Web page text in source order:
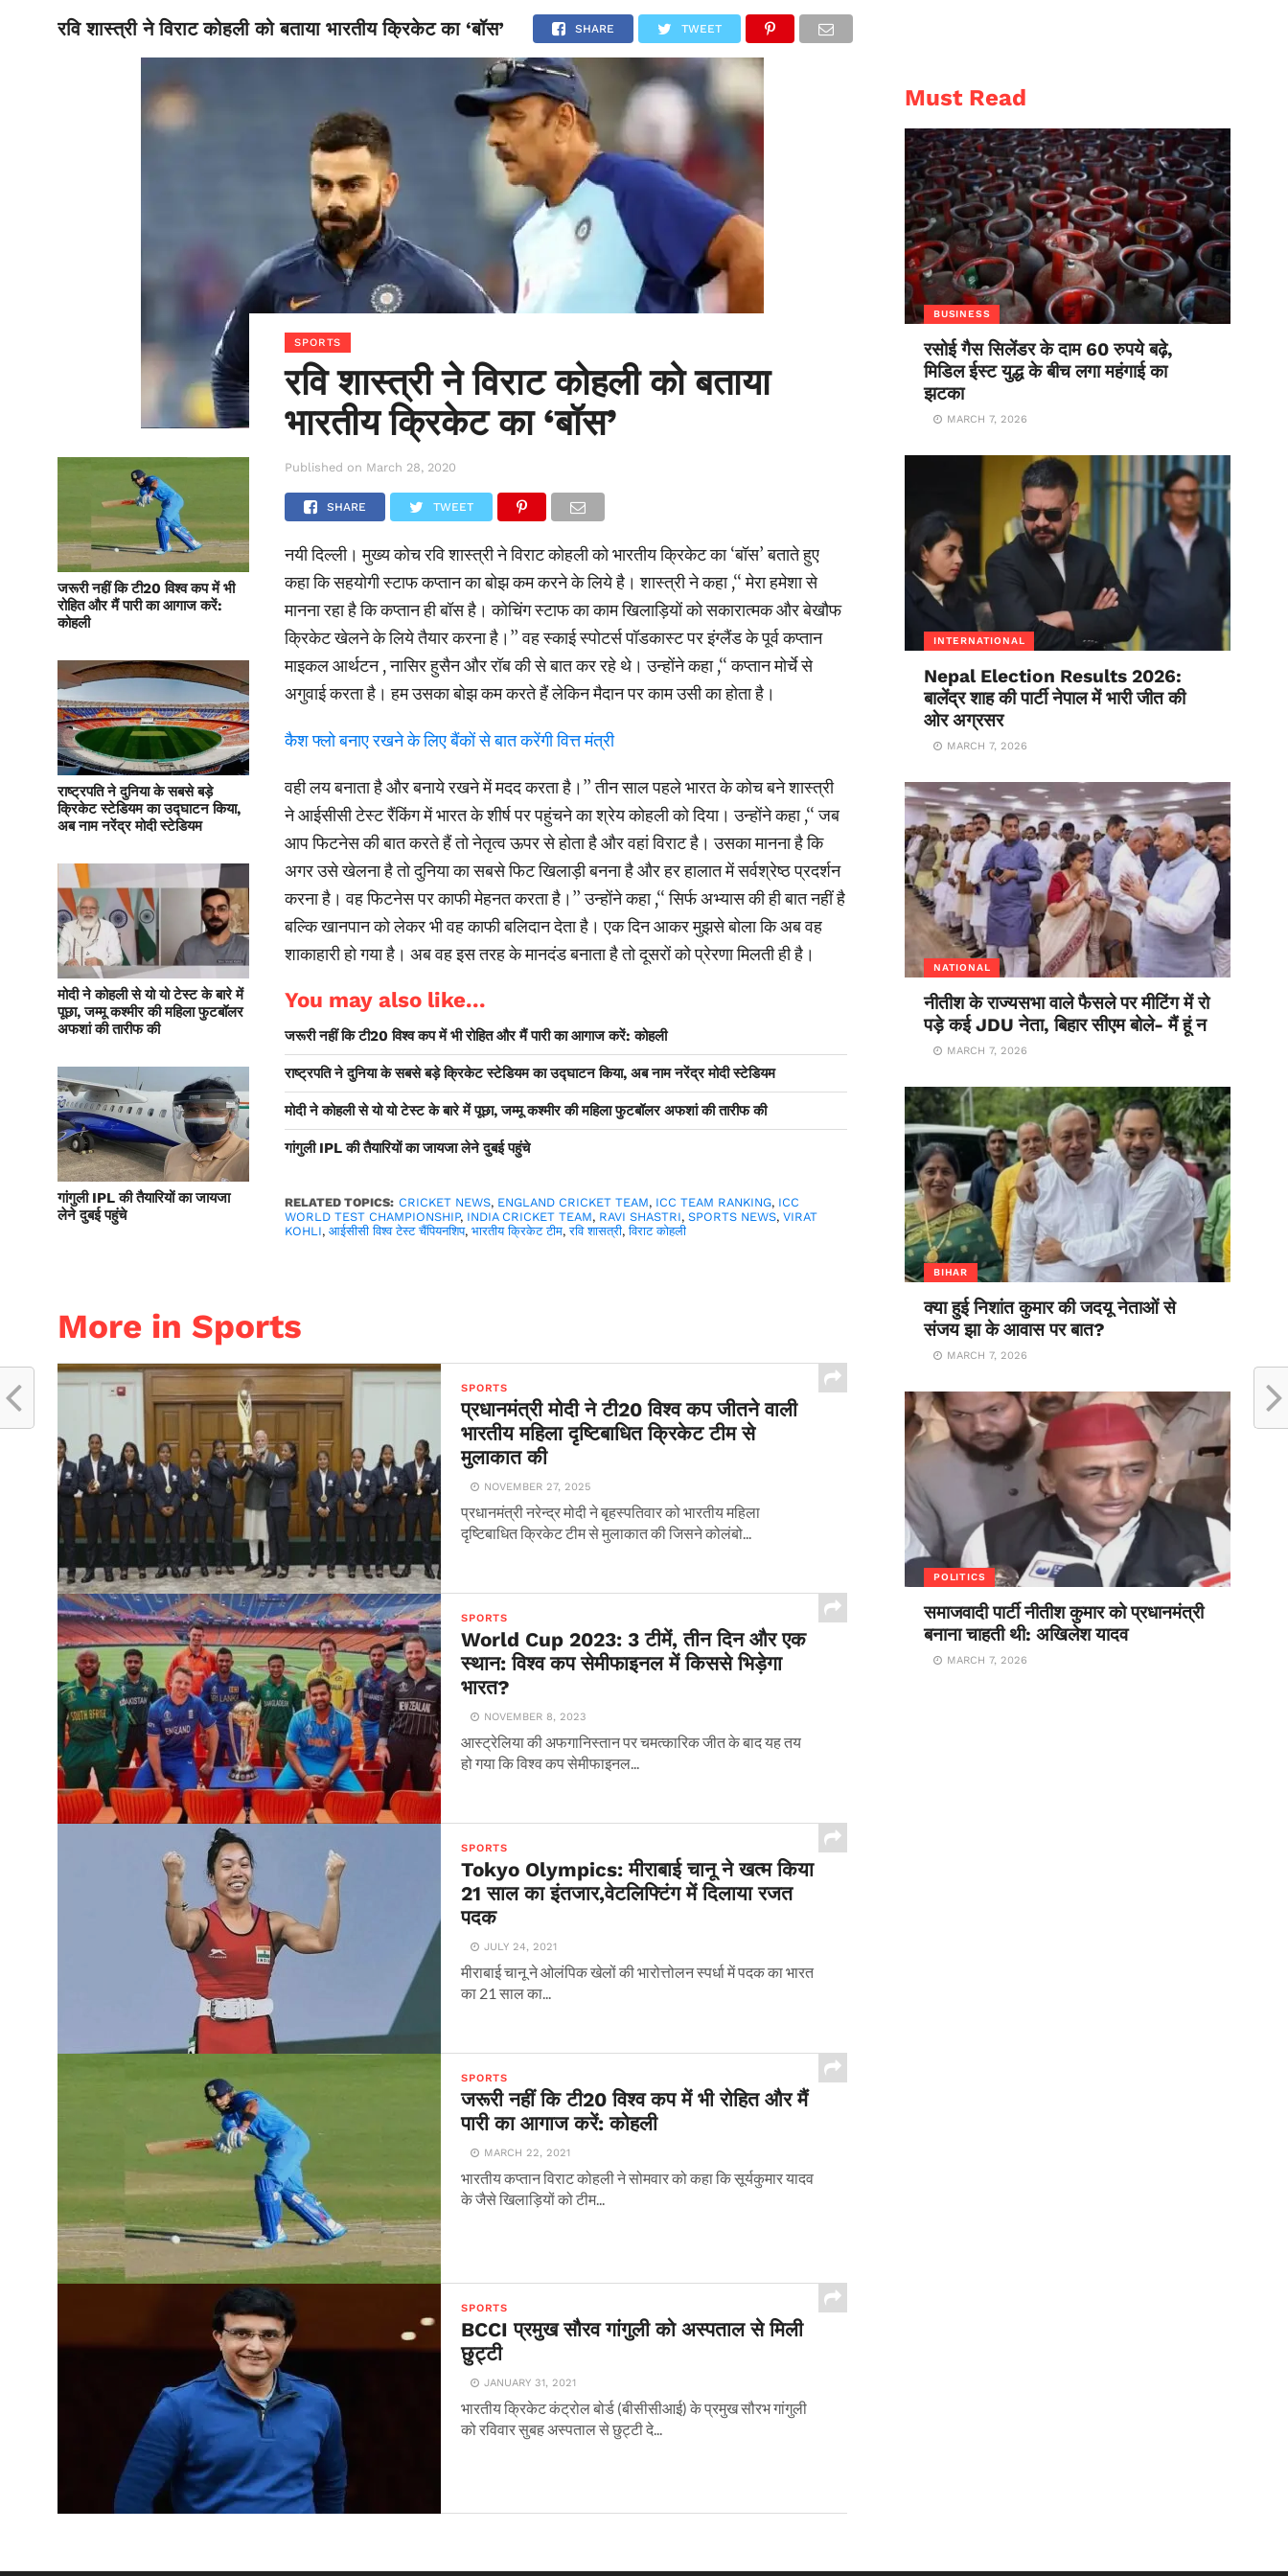
BIHAR NATIONAL SPORTS SCIENCE POLITICS INTERNATIONAL
रवि शास्त्री ने विराट कोहली को बताया भारतीय क्रिकेट का ‘बॉस’ SHARE TWEET
जरूरी नहीं कि टी20 विश्व कप में भी
रोहित और मैं पारी का आगाज करें:
कोहली
राष्ट्रपति ने दुनिया के सबसे बड़े
क्रिकेट स्टेडियम का उद्घाटन किया,
अब नाम नरेंद्र मोदी स्टेडियम
मोदी ने कोहली से यो यो टेस्ट के बारे में
पूछा, जम्मू कश्मीर की महिला फुटबॉलर
अफशां की तारीफ की
गांगुली IPL की तैयारियों का जायजा
लेने दुबई पहुंचे
SPORTS
रवि शास्त्री ने विराट कोहली को बताया
भारतीय क्रिकेट का ‘बॉस’
Published on March 28, 2020
SHARE TWEET
नयी दिल्ली। मुख्य कोच रवि शास्त्री ने विराट कोहली को भारतीय क्रिकेट का ‘बॉस’ बताते हुए
कहा कि सहयोगी स्टाफ कप्तान का बोझ कम करने के लिये है। शास्त्री ने कहा ,‘‘ मेरा हमेशा से
मानना रहा है कि कप्तान ही बॉस है। कोचिंग स्टाफ का काम खिलाड़ियों को सकारात्मक और बेखौफ
क्रिकेट खेलने के लिये तैयार करना है।’’ वह स्काई स्पोटर्स पॉडकास्ट पर इंग्लैंड के पूर्व कप्तान
माइकल आर्थटन , नासिर हुसैन और रॉब की से बात कर रहे थे। उन्होंने कहा ,‘‘ कप्तान मोर्चे से
अगुवाई करता है। हम उसका बोझ कम करते हैं लेकिन मैदान पर काम उसी का होता है।
कैश फ्लो बनाए रखने के लिए बैंकों से बात करेंगी वित्त मंत्री
वही लय बनाता है और बनाये रखने में मदद करता है।’’ तीन साल पहले भारत के कोच बने शास्त्री
ने आईसीसी टेस्ट रैंकिंग में भारत के शीर्ष पर पहुंचने का श्रेय कोहली को दिया। उन्होंने कहा ,‘‘ जब
आप फिटनेस की बात करते हैं तो नेतृत्व ऊपर से होता है और वहां विराट है। उसका मानना है कि
अगर उसे खेलना है तो दुनिया का सबसे फिट खिलाड़ी बनना है और हर हालात में सर्वश्रेष्ठ प्रदर्शन
करना है। वह फिटनेस पर काफी मेहनत करता है।’’ उन्होंने कहा ,‘‘ सिर्फ अभ्यास की ही बात नहीं है
बल्कि खानपान को लेकर भी वह काफी बलिदान देता है। एक दिन आकर मुझसे बोला कि अब वह
शाकाहारी हो गया है। अब वह इस तरह के मानदंड बनाता है तो दूसरों को प्रेरणा मिलती ही है।
You may also like...
जरूरी नहीं कि टी20 विश्व कप में भी रोहित और मैं पारी का आगाज करें: कोहली
राष्ट्रपति ने दुनिया के सबसे बड़े क्रिकेट स्टेडियम का उद्घाटन किया, अब नाम नरेंद्र मोदी स्टेडियम
मोदी ने कोहली से यो यो टेस्ट के बारे में पूछा, जम्मू कश्मीर की महिला फुटबॉलर अफशां की तारीफ की
गांगुली IPL की तैयारियों का जायजा लेने दुबई पहुंचे
RELATED TOPICS: CRICKET NEWS, ENGLAND CRICKET TEAM, ICC TEAM RANKING, ICC
WORLD TEST CHAMPIONSHIP, INDIA CRICKET TEAM, RAVI SHASTRI,SPORTS NEWS,VIRAT
KOHLI,आईसीसी विश्व टेस्ट चैंपियनशिप,भारतीय क्रिकेट टीम,रवि शासत्री,विराट कोहली
More in Sports
SPORTS
प्रधानमंत्री मोदी ने टी20 विश्व कप जीतने वाली
भारतीय महिला दृष्टिबाधित क्रिकेट टीम से
मुलाकात की
NOVEMBER 27, 2025
प्रधानमंत्री नरेन्द्र मोदी ने बृहस्पतिवार को भारतीय महिला
दृष्टिबाधित क्रिकेट टीम से मुलाकात की जिसने कोलंबो...
SPORTS
World Cup 2023: 3 टीमें, तीन दिन और एक
स्थान: विश्व कप सेमीफाइनल में किससे भिड़ेगा
भारत?
NOVEMBER 8, 2023
आस्ट्रेलिया की अफगानिस्तान पर चमत्कारिक जीत के बाद यह तय
हो गया कि विश्व कप सेमीफाइनल...
SPORTS
Tokyo Olympics: मीराबाई चानू ने खत्म किया
21 साल का इंतजार,वेटलिफ्टिंग में दिलाया रजत
पदक
JULY 24, 2021
मीराबाई चानू ने ओलंपिक खेलों की भारोत्तोलन स्पर्धा में पदक का भारत
का 21 साल का...
SPORTS
जरूरी नहीं कि टी20 विश्व कप में भी रोहित और मैं
पारी का आगाज करें: कोहली
MARCH 22, 2021
भारतीय कप्तान विराट कोहली ने सोमवार को कहा कि सूर्यकुमार यादव
के जैसे खिलाड़ियों को टीम...
SPORTS
BCCI प्रमुख सौरव गांगुली को अस्पताल से मिली
छुट्टी
JANUARY 31, 2021
भारतीय क्रिकेट कंट्रोल बोर्ड (बीसीसीआई) के प्रमुख सौरभ गांगुली
को रविवार सुबह अस्पताल से छुट्टी दे...
Must Read
BUSINESS
रसोई गैस सिलेंडर के दाम 60 रुपये बढ़े,
मिडिल ईस्ट युद्ध के बीच लगा महंगाई का
झटका
MARCH 7, 2026
INTERNATIONAL
Nepal Election Results 2026:
बालेंद्र शाह की पार्टी नेपाल में भारी जीत की
ओर अग्रसर
MARCH 7, 2026
NATIONAL
नीतीश के राज्यसभा वाले फैसले पर मीटिंग में रो
पड़े कई JDU नेता, बिहार सीएम बोले- मैं हूं न
MARCH 7, 2026
BIHAR
क्या हुई निशांत कुमार की जदयू नेताओं से
संजय झा के आवास पर बात?
MARCH 7, 2026
POLITICS
समाजवादी पार्टी नीतीश कुमार को प्रधानमंत्री
बनाना चाहती थी: अखिलेश यादव
MARCH 7, 2026